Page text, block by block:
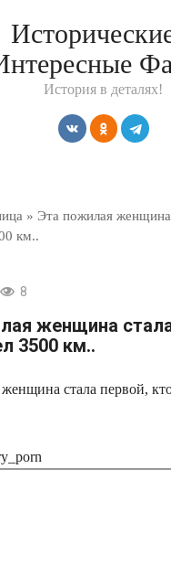
История в деталях!
» Эта пожилая женщина
км..
8
женщина
3500 км..
стала первой,